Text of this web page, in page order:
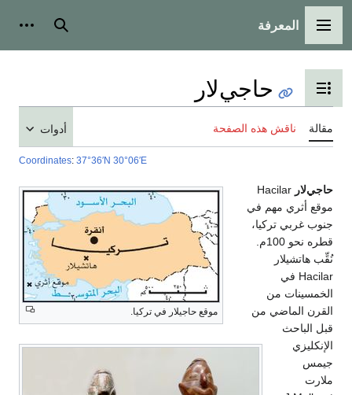
أدوات شخصية
جدول المحتويات
حاجي‌لار
هذه الصفحة
Coordinates:37°36′N
موقع حاجيلار في تركيا.
مهم في
قطره نحو 100م.
من